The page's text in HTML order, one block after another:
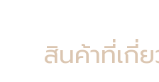
สินค้าที่เกี่